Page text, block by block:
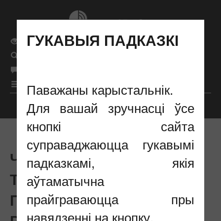
ГУКАВЫЯ ПАДКАЗКІ
Паважаны карыстальнік.
Для вашай зручнасці ўсе
кнопкі сайта
суправаджаюцца гукавымі
падказкамі, якія
аўтаматычна
прайграваюцца пры
навядзенні на кнопку.
Звычайная версія сайта
Меню
Налады адлюстравання
ЧАСТОТНА-
ТЭРЫТАРЫЯЛЬНАЕ
ПЛАНАВАННЕ СЕТАК